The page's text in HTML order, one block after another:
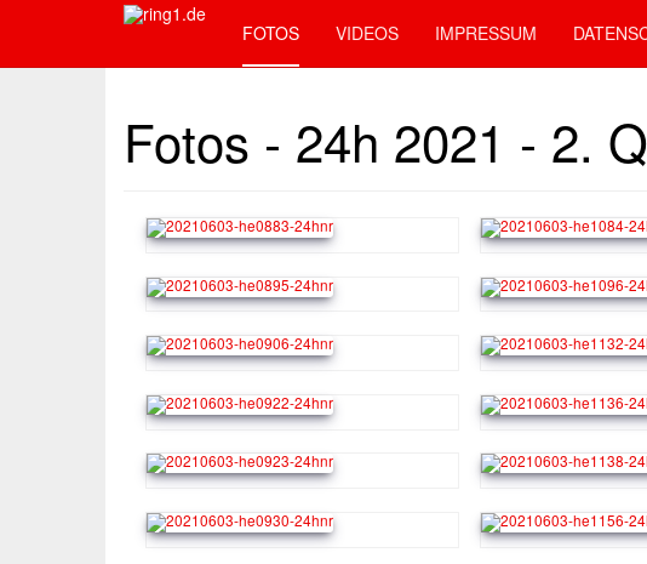
FOTOS VIDEOS IMPRESSUM
Fotos - 24h 2021 - 2.